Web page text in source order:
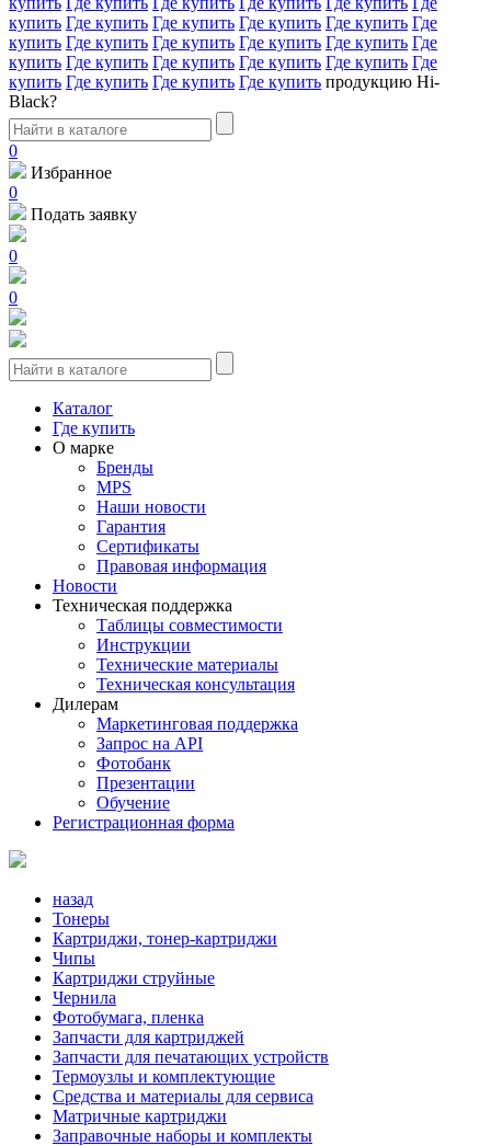
купить Где купить Где купить Где купить Где купить Где
купить Где купить Где купить Где купить Где купить Где
купить Где купить Где купить Где купить Где купить Где
купить Где купить Где купить Где купить продукцию Hi-
Black?
0
Избранное
0
Подать заявку
0
0
Каталог
Где купить
О марке
Бренды
MPS
Наши новости
Гарантия
Сертификаты
Правовая информация
Новости
Техническая поддержка
Таблицы совместимости
Инструкции
Технические материалы
Техническая консультация
Дилерам
Маркетинговая поддержка
Запрос на API
Фотобанк
Презентации
Обучение
Регистрационная форма
назад
Тонеры
Картриджи, тонер-картриджи
Чипы
Картриджи струйные
Чернила
Фотобумага, пленка
Запчасти для картриджей
Запчасти для печатающих устройств
Термоузлы и комплектующие
Средства и материалы для сервиса
Матричные картриджи
Заправочные наборы и комплекты